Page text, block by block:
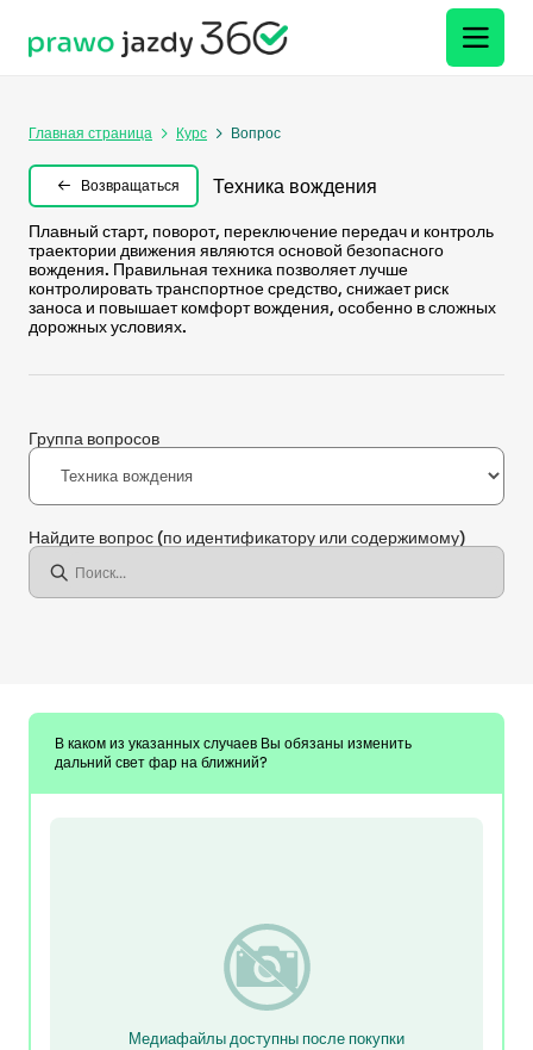
Главная страница Курс Вопрос
Возвращаться Техника вождения
Плавный старт, поворот, переключение передач и контроль
траектории движения являются основой безопасного
вождения. Правильная техника позволяет лучше
контролировать транспортное средство, снижает риск
заноса и повышает комфорт вождения, особенно в сложных
дорожных условиях.
Группа вопросов
Найдите вопрос (по идентификатору или содержимому)
В каком из указанных случаев Вы обязаны изменить
дальний свет фар на ближний?
Медиафайлы доступны после покупки